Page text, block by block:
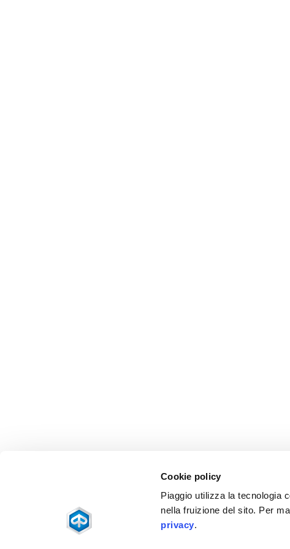
Cookie policy
Piaggio utilizza la tecnologia
nella fruizione del sito. Per
privacy.